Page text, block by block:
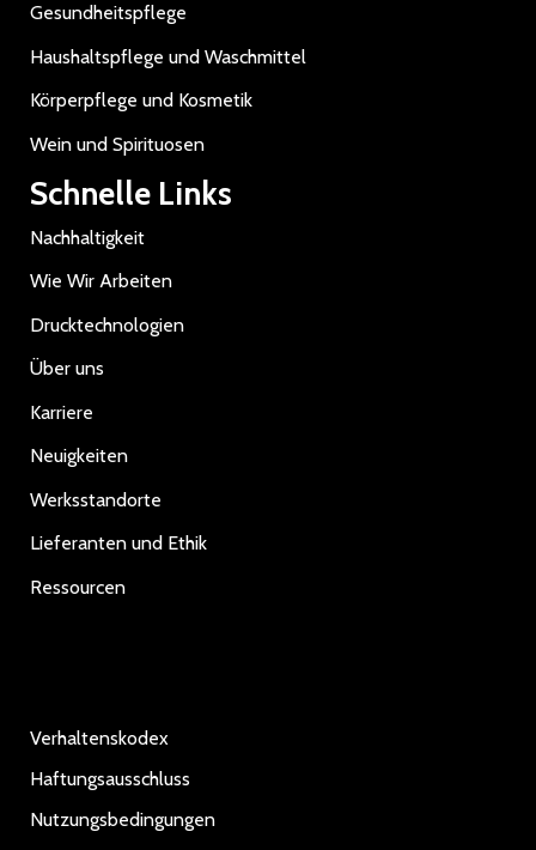
Gesundheitspflege
Haushaltspflege und Waschmittel
Körperpflege und Kosmetik
Wein und Spirituosen
Schnelle Links
Nachhaltigkeit
Wie Wir Arbeiten
Drucktechnologien
Über uns
Karriere
Neuigkeiten
Werksstandorte
Lieferanten und Ethik
Ressourcen
Verhaltenskodex
Haftungsausschluss
Nutzungsbedingungen